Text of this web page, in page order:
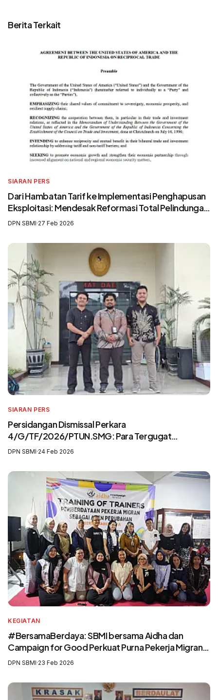
Berita Terkait
SIARAN PERS
Dari Hambatan Tarif ke Implementasi Penghapusan
Eksploitasi: Mendesak Reformasi Total Pelindungan
Awak Kapal Perikanan
DPN SBMI·27 Feb 2026
SIARAN PERS
Persidangan Dismissal Perkara
4/G/TF/2026/PTUN.SMG: Para Tergugat
Mengingkari SIP3MI dan Mengabaikan UU
DPN SBMI·24 Feb 2026
KEGIATAN
#BersamaBerdaya: SBMI bersama Aidha dan
Campaign for Good Perkuat Purna Pekerja Migran
sebagai Agen Perubahan dan Pelatih Migrasi Aman
DPN SBMI·23 Feb 2026